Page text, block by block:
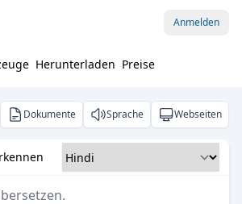
Anmelden
Herunterladen Preise
Dokumente Sprache Webseiten